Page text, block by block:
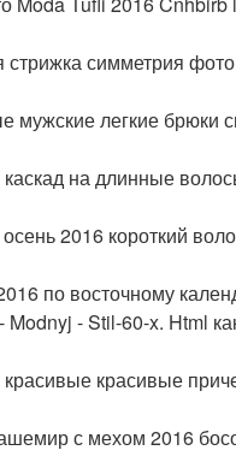
симметрия
легкие брюки
на длинные
2016 короткий
по восточному
- Stil-60-x. Html
красивые
с мехом 2016